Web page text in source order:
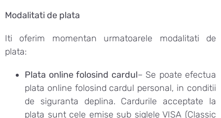
Modalitati de plata
Iti oferim momentan urmatoarele modalitati de
plata:
Plata online folosind cardul– Se poate efectua
plata online folosind cardul personal, in conditii
de siguranta deplina. Cardurile acceptate la
plata sunt cele emise sub siglele VISA (Classic